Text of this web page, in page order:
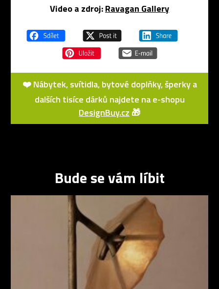
Video a zdroj:Ravagan Gallery
❤️ Nábytek, svítidla, bytové doplňky, šperky a
dalších tisíce dárků najdete na e-shopu
DesignBuy.cz 🎁
Bude se vám líbit